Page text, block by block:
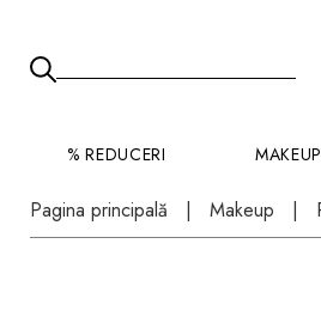
% REDUCERI MAKEUP
Pagina principală Makeup